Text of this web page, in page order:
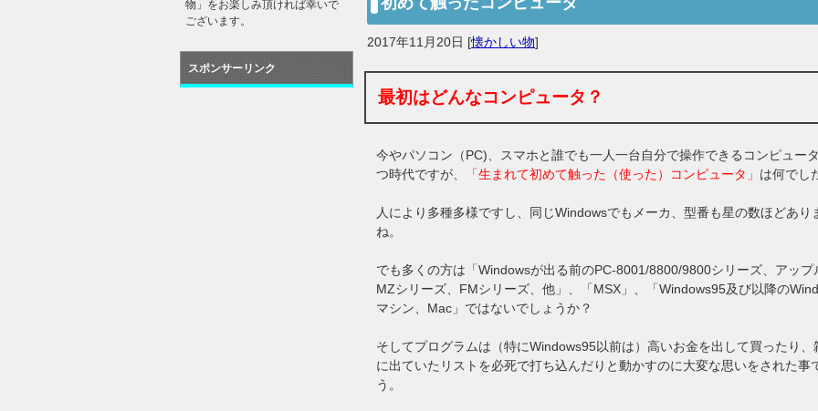
2017年11月20日 [懐かしい物]
最初はどんなコンピュータ？
今やパソコン（PC)、スマホと誰でも一人一台自分で操作できるコンピュー
つ時代ですが、
「生まれて初めて触った（使った）コンピュータ」 は何でし
人により多種多様ですし、同じWindowsでもメーカ、型番も星の数ほどあり
ね。
でも多くの方は「Windowsが出る前のPC-8001/8800/9800シリーズ、アップ
MZシリーズ、FMシリーズ、他」、「MSX」、「Windows95及び以降の
マシン、Mac」ではないでしょうか？
そしてプログラムは（特にWindows95以前は）高いお金を出して買ったり、
に出ていたリストを必死で打ち込んだりと動かすのに大変な思いをされた事
う。
物」をお楽しみ頂ければ幸いで
ございます。
スポンサーリンク